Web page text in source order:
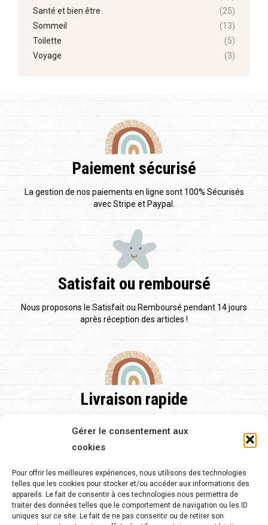
Gérer le consentement aux
cookies
Pour offrir les meilleures expériences, nous utilisons des technologies
telles que les cookies pour stocker et/ou accéder aux informations des
appareils. Le fait de consentir à ces technologies nous permettra de
traiter des données telles que le comportement de navigation ou les ID
uniques sur ce site. Le fait de ne pas consentir ou de retirer son
Santé et bien être
(25)
Sommeil
(13)
Toilette
(5)
Voyage
(3)
Paiement sécurisé
La gestion de nos paiements en ligne sont 100% Sécurisés
avec Stripe et Paypal.
Satisfait ou remboursé
Nous proposons le Satisfait ou Remboursé pendant 14 jours
après réception des articles !
Livraison rapide
l'Europe et de 2 à 5 jours.
Service client 24/7